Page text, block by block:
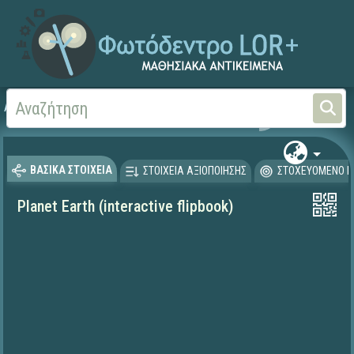
Αρχική Ξένες Γλώσσες -
ΒΑΣΙΚΑ ΣΤΟΙΧΕΙΑ ΣΤΟΙΧΕΙΑ ΑΞΙΟΠΟΙΗΣΗΣ ΣΤΟΧΕΥΟΜΕΝΟ
Planet Earth (interactive flipbook)